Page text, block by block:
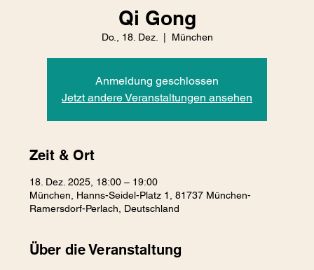
Qi Gong
Do., 18. Dez.
  |
München
Anmeldung geschlossen
Jetzt andere Veranstaltungen ansehen
Zeit & Ort
18. Dez. 2025, 18:00 – 19:00
München, Hanns-Seidel-Platz 1, 81737 München-
Ramersdorf-Perlach, Deutschland
Über die Veranstaltung